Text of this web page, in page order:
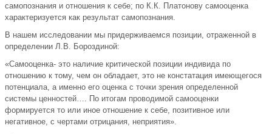
самопознания и отношения к себе; по К.К. Платонову самооценка
характеризуется как результат самопознания.
В нашем исследовании мы придерживаемся позиции, отраженной в
определении Л.В. Бороздиной:
«Самооценка- это наличие критической позиции индивида по
отношению к тому, чем он обладает, это не констатация имеющегося
потенциала, а именно его оценка с точки зрения определенной
системы ценностей…. По итогам проводимой самооценки
формируется то или иное отношение к себе, позитивное или
негативное, с чертами отрицания, неприятия».